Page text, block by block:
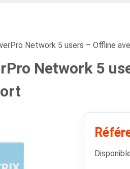
Network 5 users – Offline
Network 5